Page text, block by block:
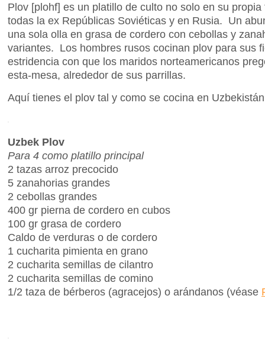
Plov [plohf] es un platillo de culto no solo en su
todas la ex Repúblicas Soviéticas y en Rusia. Un
una sola olla en grasa de cordero con cebollas y
variantes. Los hombres rusos cocinan plov para sus
estridencia con que los maridos norteamericanos
esta-mesa, alrededor de sus parrillas.
Aquí tienes el plov tal y como se cocina en
Uzbek Plov
Para 4 como platillo principal
2 tazas arroz precocido
5 zanahorias grandes
2 cebollas grandes
400 gr pierna de cordero en cubos
100 gr grasa de cordero
Caldo de verduras o de cordero
1 cucharita pimienta en grano
2 cucharita semillas de cilantro
2 cucharita semillas de comino
1/2 taza de bérberos (agracejos) o arándanos (véase